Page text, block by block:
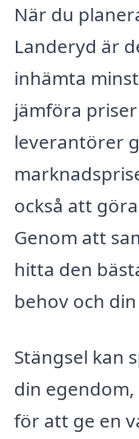
När du
Landeryd är
inhämta
jämföra
leverantörer
också att
Genom att
hitta den
behov och
Stängsel kan
din
för att ge en